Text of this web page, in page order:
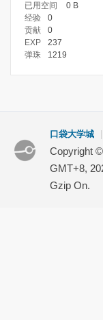
已用空间
0 B
经验
0
贡献
0
EXP
237
弹珠
1219
口袋大学城
Copyright
GMT+8,
Gzip On.